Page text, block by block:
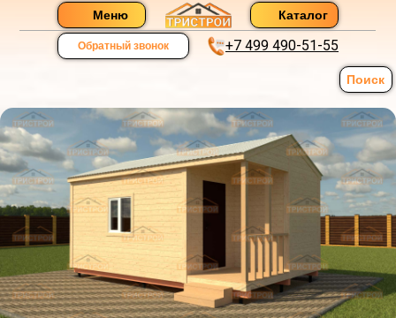
Каталог
Меню
+7 499 490-51-55
Обратный звонок
Поиск